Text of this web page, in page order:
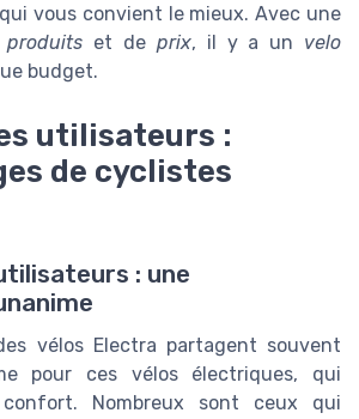
vous convient le mieux. Avec une
produits et de prix, il y a un velo
budget.
utilisateurs :
de cyclistes
: une
vélos Electra partagent souvent
pour ces vélos électriques, qui
Nombreux sont ceux qui